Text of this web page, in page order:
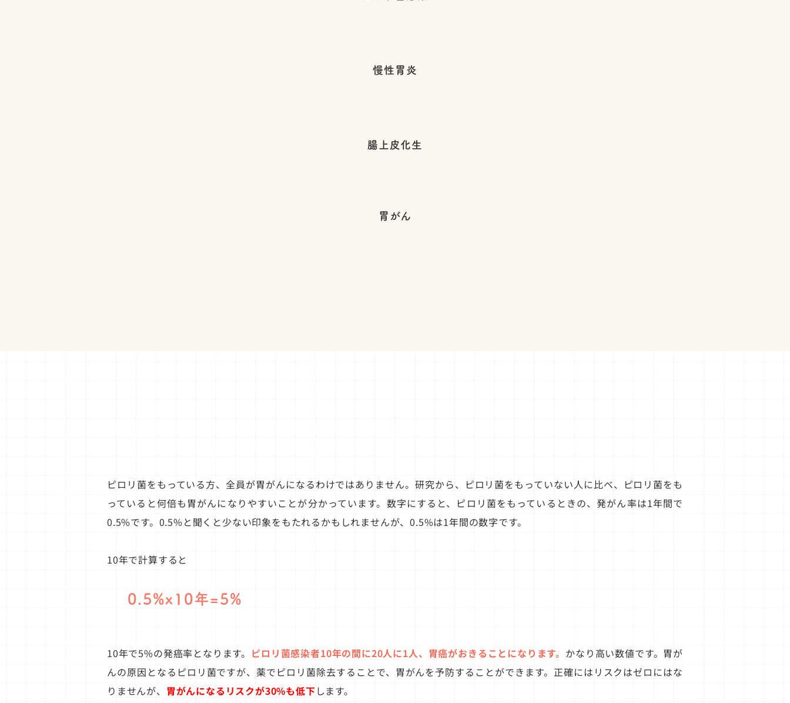
慢性胃炎
腸上皮化生
胃がん
ピロリ菌をもっている方、全員が胃がんになるわけではありません。研究から、ピロリ菌をもっていない人に比べ、ピロリ菌をも
っていると何倍も胃がんになりやすいことが分かっています。数字にすると、ピロリ菌をもっているときの、発がん率は1年間で
0.5%です。0.5%と聞くと少ない印象をもたれるかもしれませんが、0.5%は1年間の数字です。
10年で計算すると
0.5%x10年=5%
10年で5%の発癌率となります。 ピロリ菌感染者10年の間に20人に1人、胃癌がおきることになります。 かなり高い数値です。胃が
んの原因となるピロリ菌ですが、薬でピロリ菌除去することで、胃がんを予防することができます。正確にはリスクはゼロにはな
りませんが、 胃がんになるリスクが30%も低下します。